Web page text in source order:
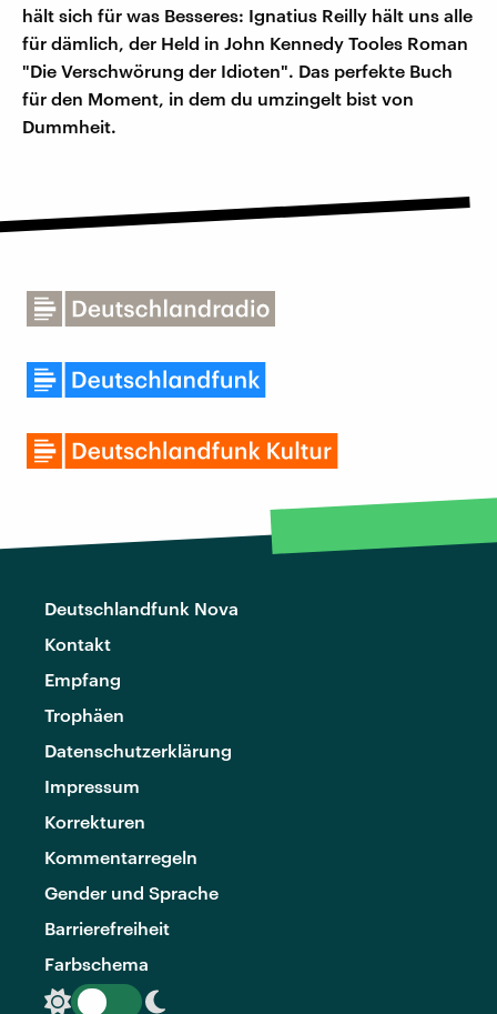
hält sich für was Besseres: Ignatius Reilly hält uns alle
für dämlich, der Held in John Kennedy Tooles Roman
"Die Verschwörung der Idioten". Das perfekte Buch
für den Moment, in dem du umzingelt bist von
Dummheit.
Deutschlandfunk Nova
Kontakt
Empfang
Trophäen
Datenschutzerklärung
Impressum
Korrekturen
Kommentarregeln
Gender und Sprache
Barrierefreiheit
Farbschema